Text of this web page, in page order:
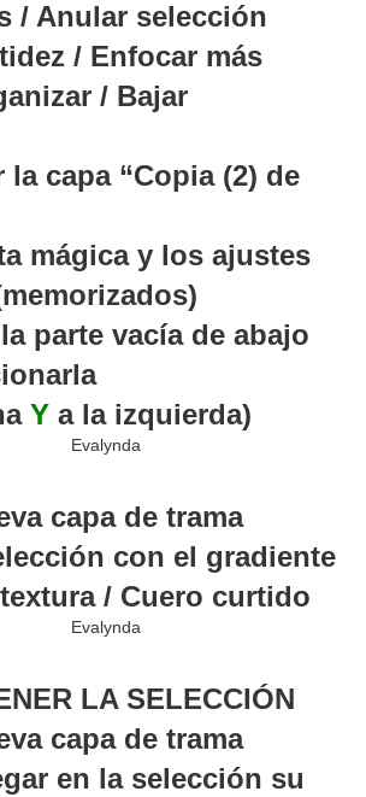
/ Anular selección
/ Enfocar más
/ Bajar
la capa “Copia (2) de
mágica y los ajustes
parte vacía de abajo
Y a la izquierda)
capa de trama
con el gradiente
/ Cuero curtido
LA SELECCIÓN
capa de trama
en la selección su